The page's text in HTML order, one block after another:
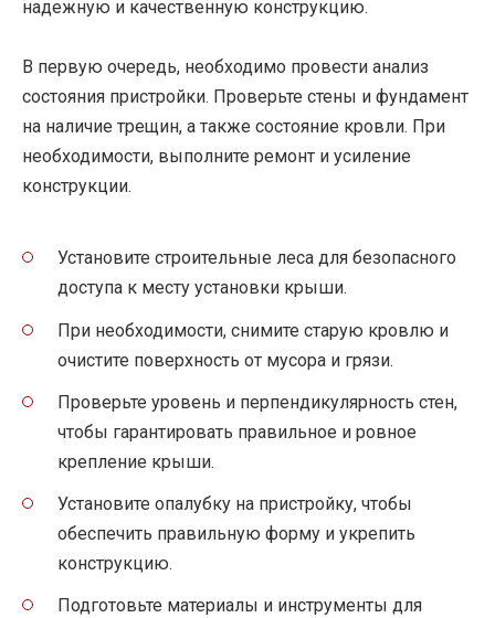
надежную и качественную конструкцию.
В первую очередь, необходимо провести анализ
состояния пристройки. Проверьте стены и фундамент
на наличие трещин, а также состояние кровли. При
необходимости, выполните ремонт и усиление
конструкции.
Установите строительные леса для безопасного
доступа к месту установки крыши.
При необходимости, снимите старую кровлю и
очистите поверхность от мусора и грязи.
Проверьте уровень и перпендикулярность стен,
чтобы гарантировать правильное и ровное
крепление крыши.
Установите опалубку на пристройку, чтобы
обеспечить правильную форму и укрепить
конструкцию.
Подготовьте материалы и инструменты для